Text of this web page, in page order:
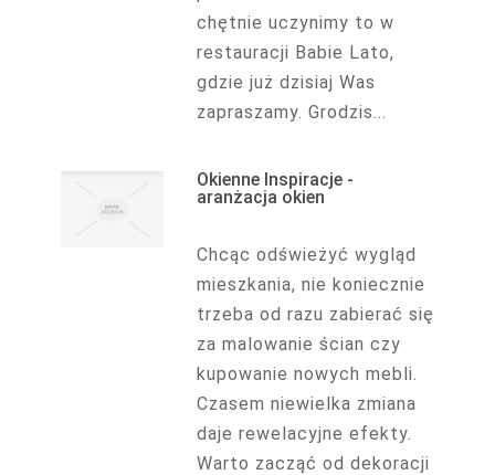
chętnie uczynimy to w
restauracji Babie Lato,
gdzie już dzisiaj Was
zapraszamy. Grodzis...
Okienne Inspiracje -
aranżacja okien
Chcąc odświeżyć wygląd
mieszkania, nie koniecznie
trzeba od razu zabierać się
za malowanie ścian czy
kupowanie nowych mebli.
Czasem niewielka zmiana
daje rewelacyjne efekty.
Warto zacząć od dekoracji